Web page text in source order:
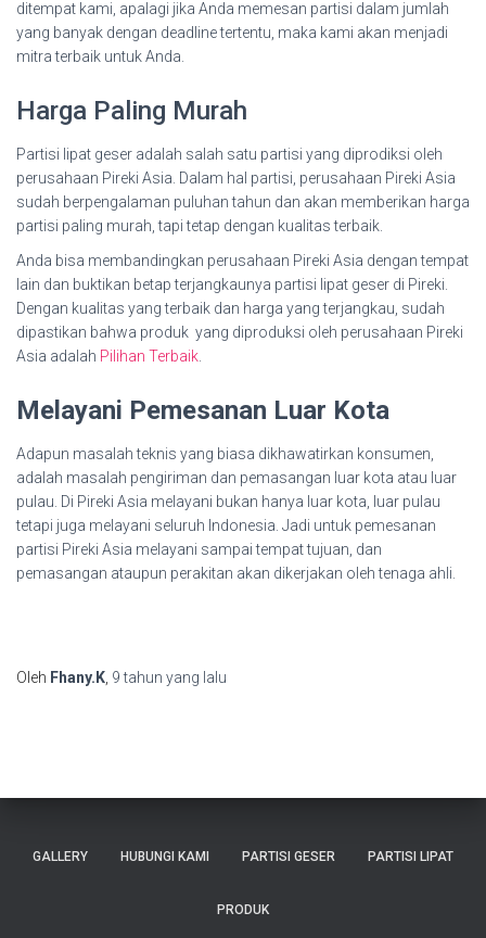
ditempat kami, apalagi jika Anda memesan partisi dalam jumlah
yang banyak dengan deadline tertentu, maka kami akan menjadi
mitra terbaik untuk Anda.
Harga Paling Murah
Partisi lipat geser adalah salah satu partisi yang diprodiksi oleh
perusahaan Pireki Asia. Dalam hal partisi, perusahaan Pireki Asia
sudah berpengalaman puluhan tahun dan akan memberikan harga
partisi paling murah, tapi tetap dengan kualitas terbaik.
Anda bisa membandingkan perusahaan Pireki Asia dengan tempat
lain dan buktikan betap terjangkaunya partisi lipat geser di Pireki.
Dengan kualitas yang terbaik dan harga yang terjangkau, sudah
dipastikan bahwa produk yang diproduksi oleh perusahaan Pireki
Asia adalah Pilihan Terbaik
Melayani Pemesanan Luar Kota
Adapun masalah teknis yang biasa dikhawatirkan konsumen,
adalah masalah pengiriman dan pemasangan luar kota atau luar
pulau. Di Pireki Asia melayani bukan hanya luar kota, luar pulau
tetapi juga melayani seluruh Indonesia. Jadi untuk pemesanan
partisi Pireki Asia melayani sampai tempat tujuan, dan
pemasangan ataupun perakitan akan dikerjakan oleh tenaga ahli.
Oleh Fhany.K 9 tahun yang lalu
GALLERY HUBUNGI KAMI PARTISI GESER PARTISI LIPAT
PRODUK